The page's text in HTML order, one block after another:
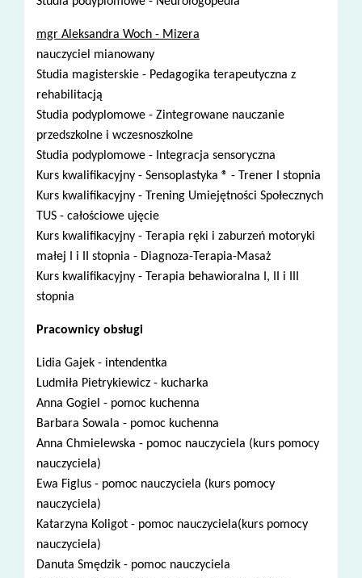
mgr Aleksandra Woch - Mizera
nauczyciel mianowany
Studia magisterskie - Pedagogika terapeutyczna z
rehabilitacją
Studia podyplomowe - Zintegrowane nauczanie
przedszkolne i wczesnoszkolne
Studia podyplomowe - Integracja sensoryczna
Kurs kwalifikacyjny - Sensoplastyka ® - Trener I stopnia
Kurs kwalifikacyjny - Trening Umiejętności Społecznych
TUS - całościowe ujęcie
Kurs kwalifikacyjny - Terapia ręki i zaburzeń motoryki
małej I i II stopnia - Diagnoza-Terapia-Masaż
Kurs kwalifikacyjny - Terapia behawioralna I, II i III
stopnia
Pracownicy obsługi
Lidia Gajek - intendentka
Ludmiła Pietrykiewicz - kucharka
Anna Gogiel - pomoc kuchenna
Barbara Sowala - pomoc kuchenna
Anna Chmielewska - pomoc nauczyciela (kurs pomocy
nauczyciela)
Ewa Figlus - pomoc nauczyciela (kurs pomocy
nauczyciela)
Katarzyna Koligot - pomoc nauczyciela(kurs pomocy
nauczyciela)
Danuta Smędzik - pomoc nauczyciela